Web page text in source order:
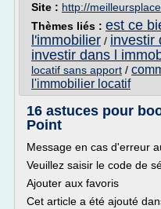
Site : http://
Thèmes liés : est ce
l'immobilier / investir
investir dans l
locatif sans apport /
l'immobilier locatif
16 astuces pour
Point
Message en cas d'erreur
Veuillez saisir le code de
Ajouter aux favoris
Cet article a été ajouté